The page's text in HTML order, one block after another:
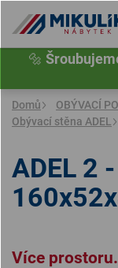
obsah
🔩
Domů OBÝVACÍ
Obývací stěna ADEL
Více
ADEL 2